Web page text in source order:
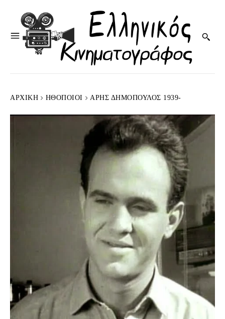
ΑΡΧΙΚΉ HΘΟΠΟΙΟΊ ΆΡΗΣ ΔΗΜΌΠΟΥΛΟΣ 1939-